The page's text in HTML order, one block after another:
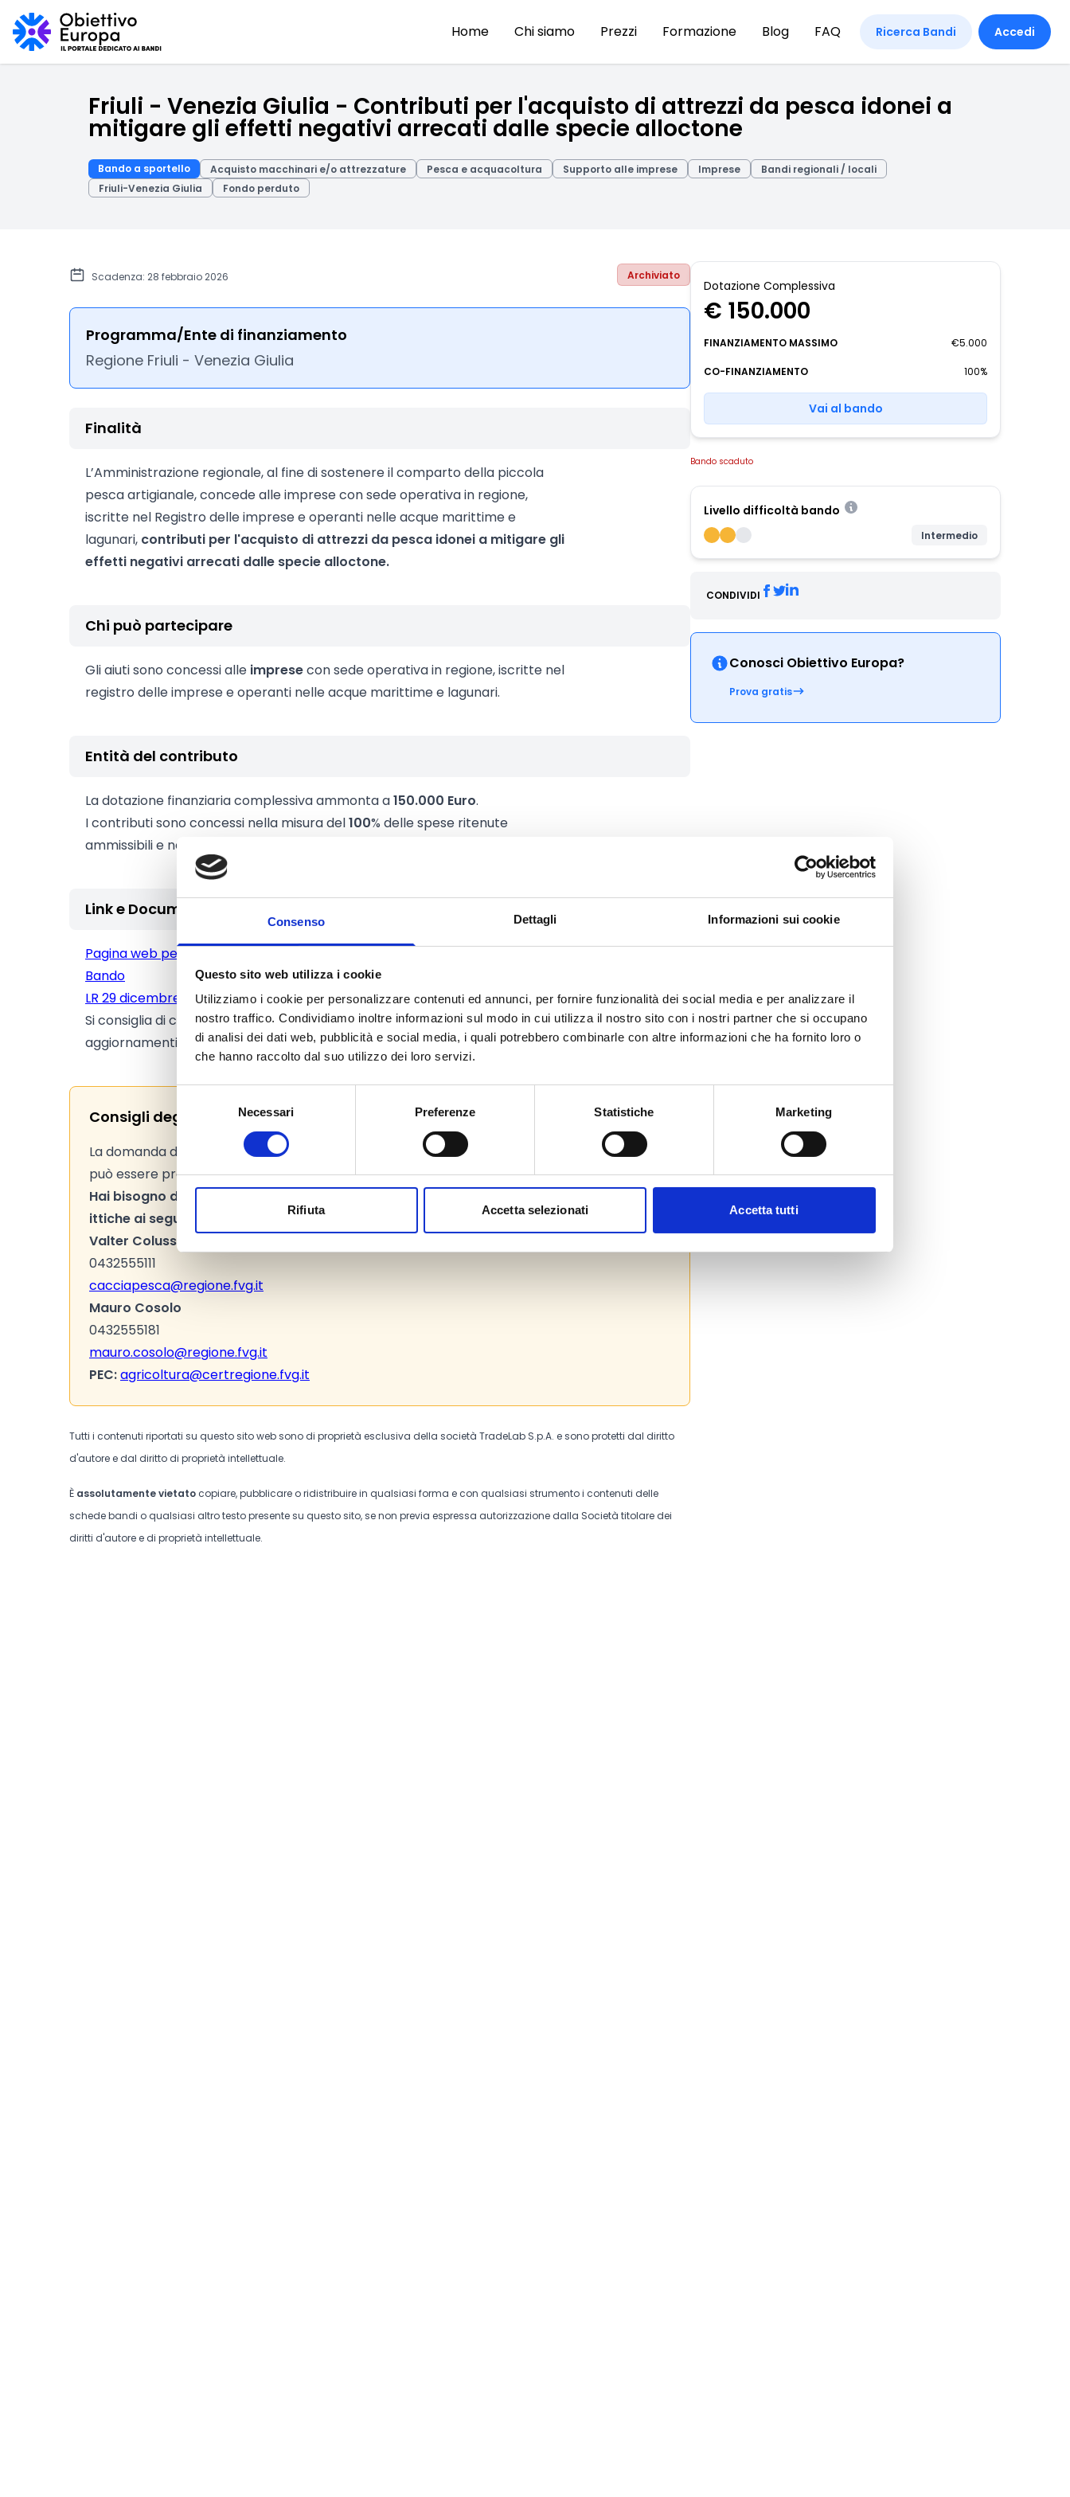
Consenso Dettagli Informazioni sui cookie
Questo sito web utilizza i cookie
Utilizziamo i cookie per personalizzare contenuti ed annunci, per fornire funzionalità dei social media e per analizzare il
nostro traffico. Condividiamo inoltre informazioni sul modo in cui utilizza il nostro sito con i nostri partner che si occupano
di analisi dei dati web, pubblicità e social media, i quali potrebbero combinarle con altre informazioni che ha fornito loro o
che hanno raccolto dal suo utilizzo dei loro servizi.
del
Necessari Preferenze Statistiche Marketing
Rifiuta Accetta selezionati Accetta tutti
Home Chi siamo Prezzi Formazione Blog FAQ Ricerca Bandi Accedi
Friuli - Venezia Giulia - Contributi per l'acquisto di attrezzi da pesca idonei a
mitigare gli effetti negativi arrecati dalle specie alloctone
Bando a sportello Acquisto macchinari e/o attrezzature Pesca e acquacoltura Supporto alle imprese Imprese
Bandi regionali / locali
Friuli-Venezia Giulia
Fondo perduto
Scadenza: 28 febbraio 2026 Archiviato
Programma/Ente di finanziamento
Regione Friuli - Venezia Giulia
Finalità
L’Amministrazione regionale, al fine di sostenere il comparto della piccola
pesca artigianale, concede alle imprese con sede operativa in regione,
iscritte nel Registro delle imprese e operanti nelle acque marittime e
lagunari, contributi per l'acquisto di attrezzi da pesca idonei a mitigare gli
effetti negativi arrecati dalle specie alloctone.
Chi può partecipare
Gli aiuti sono concessi alle impresecon sede operativa in regione, iscritte nel
registro delle imprese e operanti nelle acque marittime e lagunari.
Entità del contributo
La dotazione finanziaria complessiva ammonta a150.000 Euro.
I contributi sono concessi nella misura del100% delle spese ritenute
ammissibili e nel limite dell'importo massimo pari a
Link e Documenti
Pagina web per formulari e documenti
Bando
LR 29 dicembre 2025, n 19, art. 3 commi da 44 a 49
Si consiglia di consultare regolarmente il sito web ufficiale del bando per gli
aggiornamenti e le informazioni addizionali.
Consigli degli esperti
La domanda di contributo, sottoscritta dal legale rappresentante dell’impresa,
può essere presentatadall'1 al 28 febbraio 2026.
Hai bisogno di maggiori informazioni?
ittiche ai seguenti recapiti:
Valter Colussa
0432555111
cacciapesca@regione.fvg.it
Mauro Cosolo
0432555181
mauro.cosolo@regione.fvg.it
PEC:agricoltura@certregione.fvg.it
Tutti i contenuti riportati su questo sito web sono di proprietà esclusiva della società TradeLab S.p.A. e sono protetti dal diritto
d'autore e dal diritto di proprietà intellettuale.
È assolutamente vietato copiare, pubblicare o ridistribuire in qualsiasi forma e con qualsiasi strumento i contenuti delle
schede bandi o qualsiasi altro testo presente su questo sito, se non previa espressa autorizzazione dalla Società titolare dei
diritti d'autore e di proprietà intellettuale.
Dotazione Complessiva
€ 150.000
FINANZIAMENTO MASSIMO €5.000
CO-FINANZIAMENTO 100%
Vai al bando
Bando scaduto
Livello difficoltà bando
Intermedio
CONDIVIDI
Conosci Obiettivo Europa?
Prova gratis